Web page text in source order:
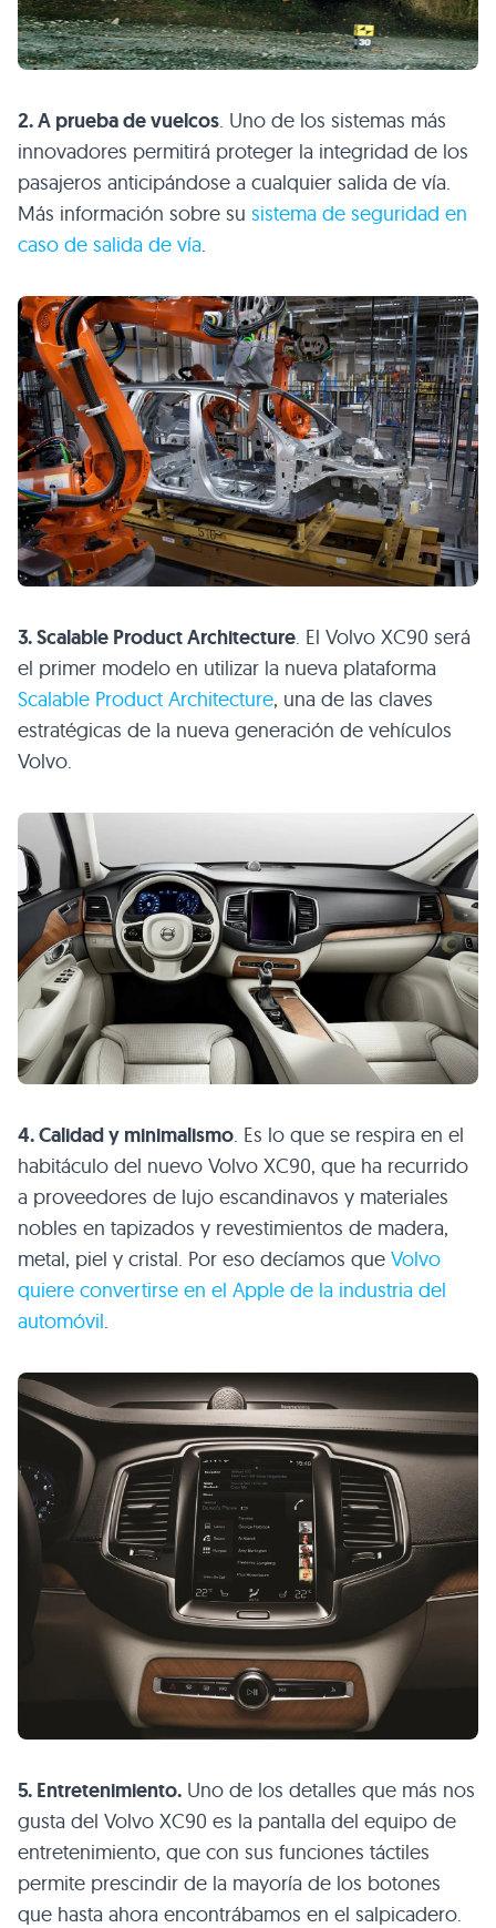
2. A prueba de vuelcos . Uno de los sistemas más
innovadores permitirá proteger la integridad de los
pasajeros anticipándose a cualquier salida de vía.
Más información sobre su sistema de seguridad en
caso de salida de vía
3. Scalable Product Architecture. El Volvo XC90 será
el primer modelo en utilizar la nueva plataforma
Scalable Product Architecture, una de las claves
estratégicas de la nueva generación de vehículos
Volvo.
4. Calidad y minimalismo. Es lo que se respira en el
habitáculo del nuevo Volvo XC90, que ha recurrido
a proveedores de lujo escandinavos y materiales
nobles en tapizados y revestimientos de madera,
metal, piel y cristal. Por eso decíamos que Volvo
quiere convertirse en el Apple de la industria del
automóvil.
5. Entretenimiento. Uno de los detalles que más nos
gusta del Volvo XC90 es la pantalla del equipo de
entretenimiento, que con sus funciones táctiles
permite prescindir de la mayoría de los botones
que hasta ahora encontrábamos en el salpicadero.